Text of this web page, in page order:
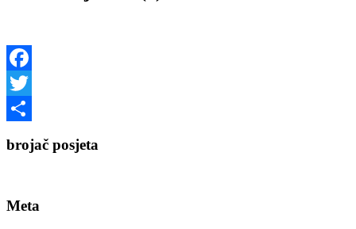
Facebook
Twitter
brojač posjeta
Meta